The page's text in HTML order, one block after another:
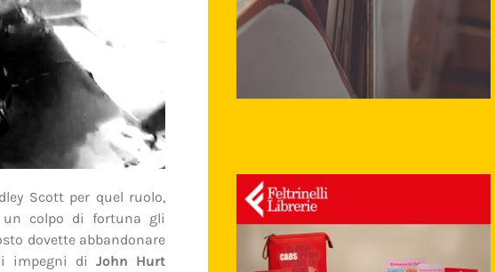
Scott per quel ruolo,
un colpo di fortuna gli
dovette abbandonare
impegni diJohn Hurt